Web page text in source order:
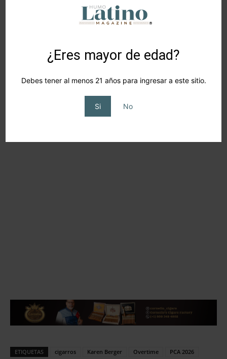
¿Eres mayor de edad?
Debes tener al menos 21 años para ingresar a este sitio.
Si No
de 5 pulgadas, cepo 50. Se trata del primer puro
totalmente nicaragüense de la marca, con capa
Karen seguirá enfocada en la innovación y el desarrollo
ETIQUETAS cigarros Karen Berger Overtime
PCA 2026